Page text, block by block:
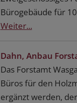
Bürogebäude für
Weiter...
Dahn, Anbau
Das Forstamt
Büros für den
ergänzt werden, der